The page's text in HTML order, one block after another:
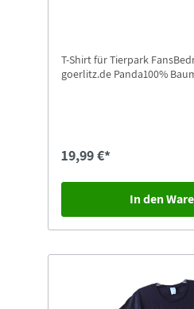
T-Shirt für Tierpark
goerlitz.de Panda100%
19,99 €*
In den